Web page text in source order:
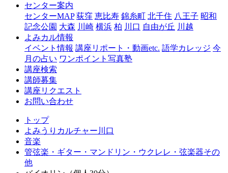
口
センター案内
センターMAP 荻窪 恵比寿 錦糸町 北千住 八王子 昭和
記念公園 大森 川崎 横浜 柏 川口 自由が丘 川越
よみカル情報
イベント情報 講座リポート・動画etc. 語学カレッジ 今
月の占い ワンポイント写真塾
講座検索
講師募集
講座リクエスト
お問い合わせ
トップ
よみうりカルチャー川口
音楽
管弦楽・ギター・マンドリン・ウクレレ・弦楽器その
他